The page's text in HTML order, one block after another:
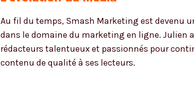
Au fil du temps, Smash Marketing est devenu
dans le domaine du marketing en ligne. Julien
rédacteurs talentueux et passionnés pour
contenu de qualité à ses lecteurs.